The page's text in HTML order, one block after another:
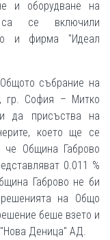
и оборудване на
се включили
и фирма "Идеал
събрание на
гр. София – Митко
да присъства на
което ще се
че Община Габрово
0.011 %
Габрово не би
на Общо
беше взето и
Деница" АД.